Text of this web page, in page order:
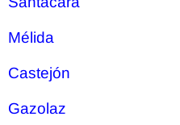
Mélida
Castejón
Gazolaz